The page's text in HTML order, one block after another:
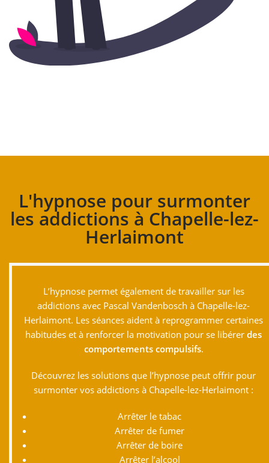
L'hypnose pour surmonter
les addictions à Chapelle-lez-
Herlaimont
L’hypnose permet également de travailler sur les
addictions avec Pascal Vandenbosch à Chapelle-lez-
Herlaimont. Les séances aident à reprogrammer certaines
habitudes et à renforcer la motivation pour se libérer des
comportements compulsifs.
Découvrez les solutions que l’hypnose peut offrir pour
surmonter vos addictions à Chapelle-lez-Herlaimont :
Arrêter le tabac
Arrêter de fumer
Arrêter de boire
Arrêter l’alcool